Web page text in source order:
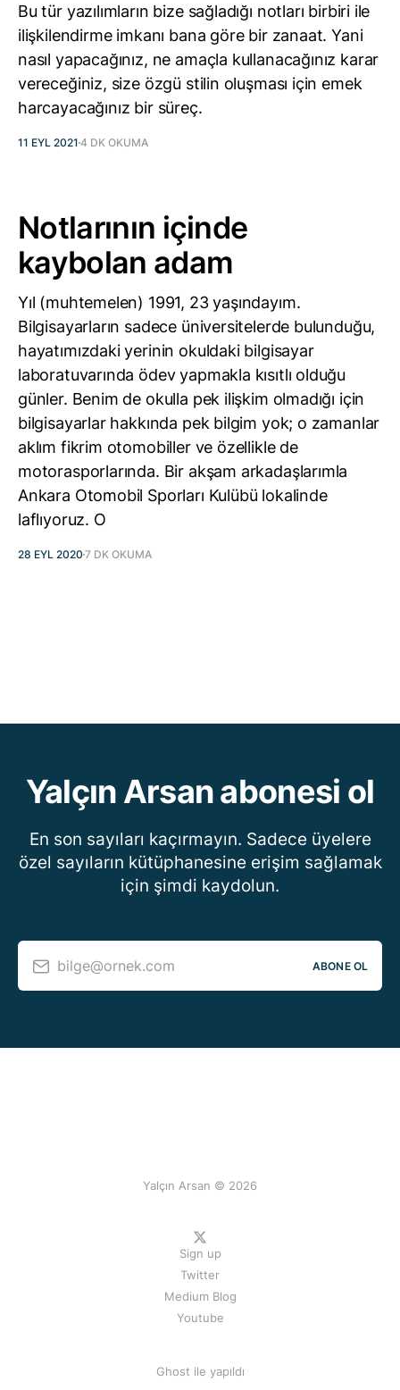
Bu tür yazılımların bize sağladığı notları birbiri ile
ilişkilendirme imkanı bana göre bir zanaat. Yani
nasıl yapacağınız, ne amaçla kullanacağınız karar
vereceğiniz, size özgü stilin oluşması için emek
harcayacağınız bir süreç.
11 EYL 2021 4 DK OKUMA
Notlarının içinde
kaybolan adam
Yıl (muhtemelen) 1991, 23 yaşındayım.
Bilgisayarların sadece üniversitelerde bulunduğu,
hayatımızdaki yerinin okuldaki bilgisayar
laboratuvarında ödev yapmakla kısıtlı olduğu
günler. Benim de okulla pek ilişkim olmadığı için
bilgisayarlar hakkında pek bilgim yok; o zamanlar
aklım fikrim otomobiller ve özellikle de
motorasporlarında. Bir akşam arkadaşlarımla
Ankara Otomobil Sporları Kulübü lokalinde
laflıyoruz. O
28 EYL 2020 7 DK OKUMA
Yalçın Arsan abonesi ol
En son sayıları kaçırmayın. Sadece üyelere
özel sayıların kütüphanesine erişim sağlamak
için şimdi kaydolun.
bilge@ornek.com ABONE OL
Yalçın Arsan © 2026
Sign up
Twitter
Medium Blog
Youtube
Ghost ile yapıldı